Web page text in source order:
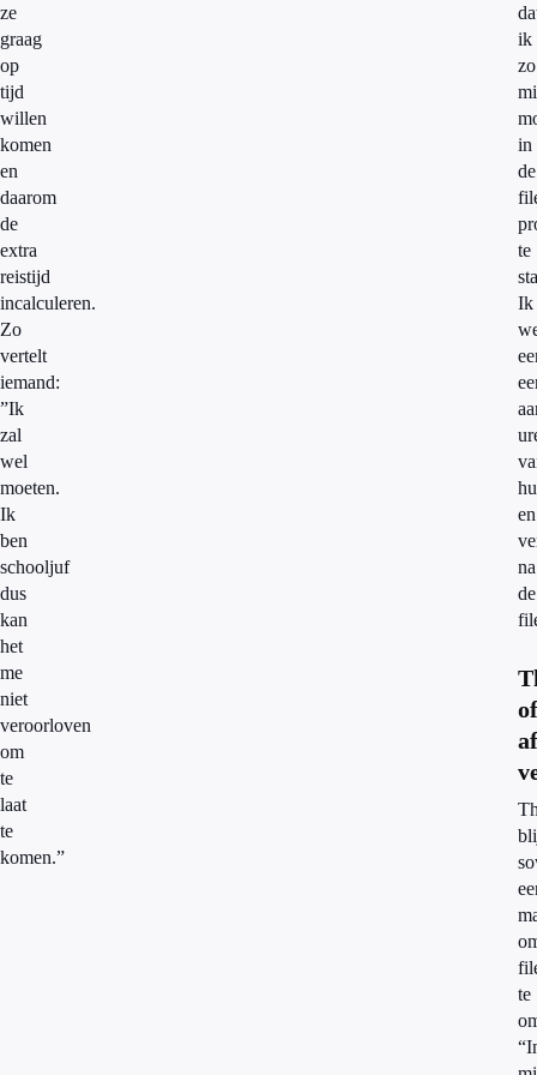
ze
graag
op
tijd
willen
komen
en
daarom
de
extra
reistijd
incalculeren.
Zo
vertelt
iemand:
”Ik
zal
wel
moeten.
Ik
ben
schooljuf
dus
kan
het
me
niet
veroorloven
om
te
laat
te
komen.”
ik
zo
in
de
te
Ik
en
na
de
of
te